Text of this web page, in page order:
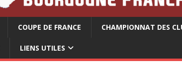
COUPE DE FRANCE CHAMPIONNAT DES
LIENS UTILES